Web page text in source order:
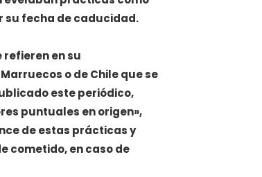
su fecha de caducidad.
en su
o de Chile que se
este periódico,
puntuales en origen»,
de estas prácticas y
cometido, en caso de